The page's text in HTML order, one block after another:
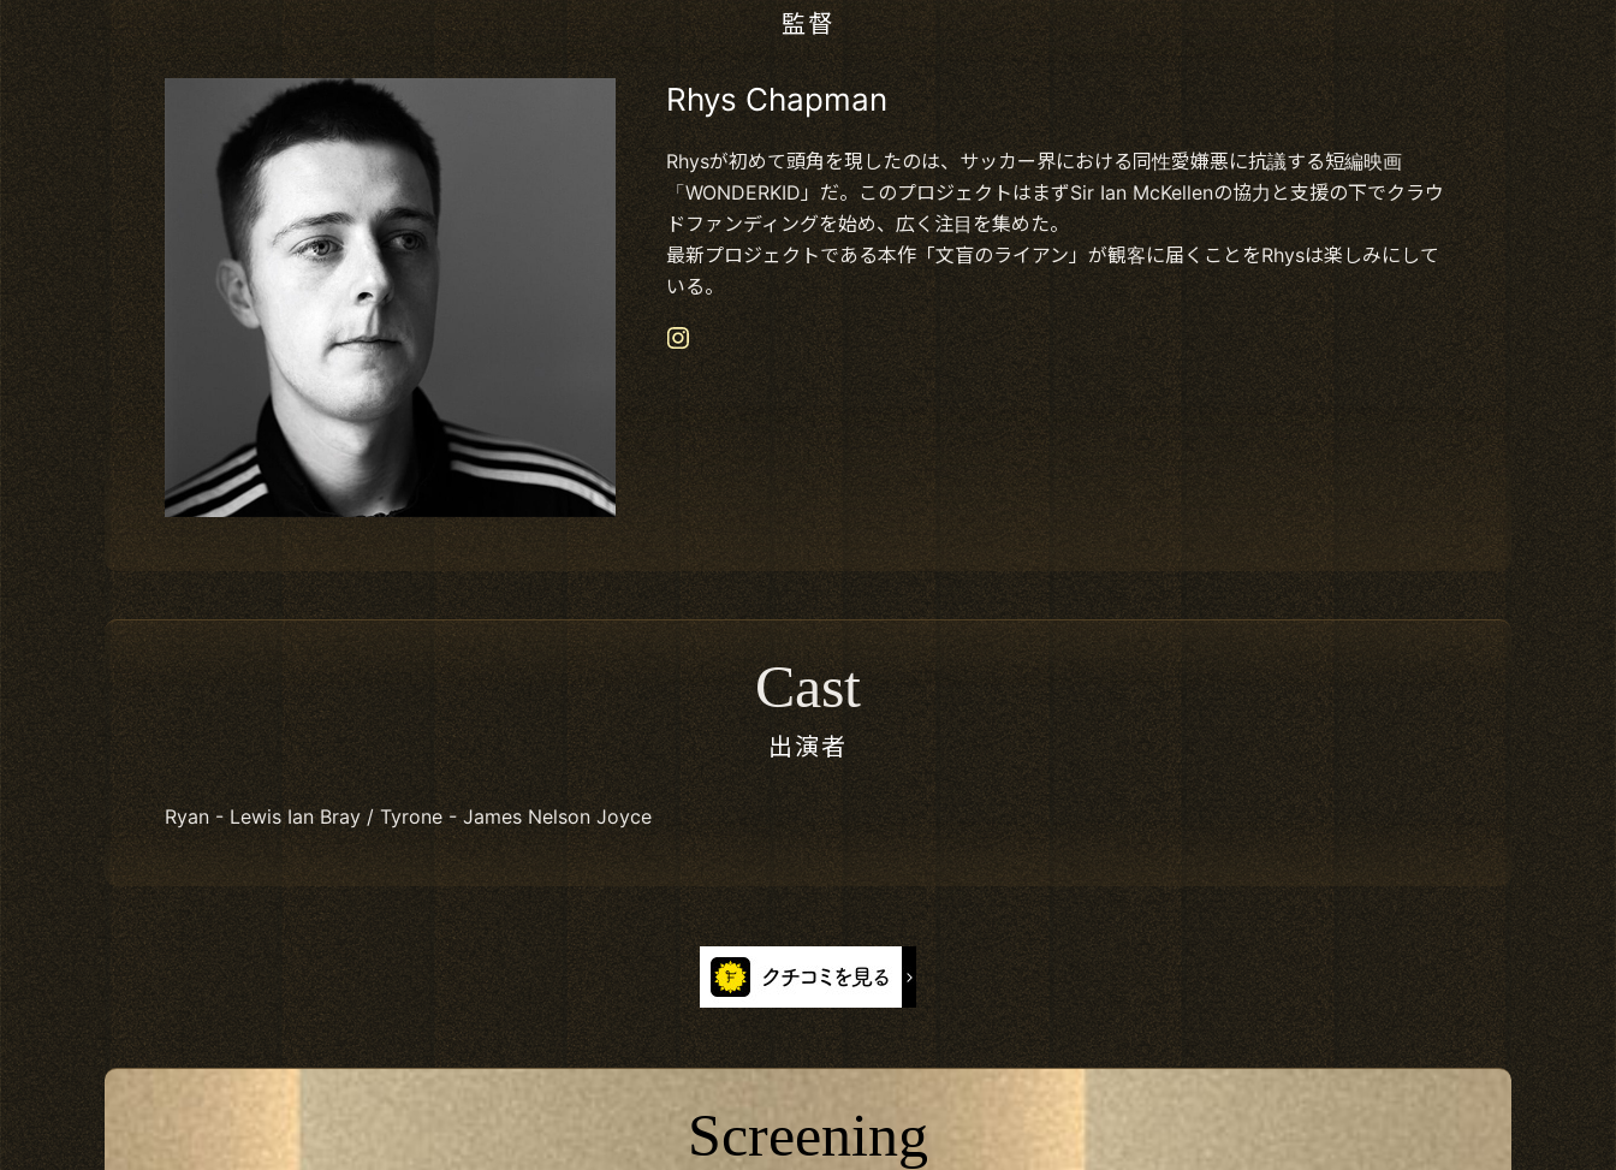
監督
Rhys Chapman
Rhysが初めて頭角を現したのは、サッカー界における同性愛嫌悪に抗議する短編映画
「WONDERKID」だ。このプロジェクトはまずSir Ian McKellenの協力と支援の下でクラウ
ドファンディングを始め、広く注目を集めた。
最新プロジェクトである本作「文盲のライアン」が観客に届くことをRhysは楽しみにして
いる。
Cast
出演者
Ryan - Lewis Ian Bray / Tyrone - James Nelson Joyce
Screening